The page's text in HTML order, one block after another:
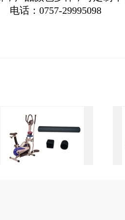
电话：0757-29995098